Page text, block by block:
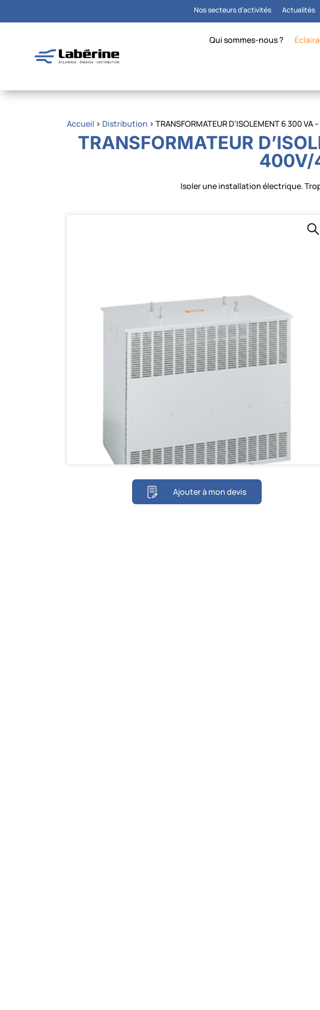
Nos secteurs d’activités Actualités
Qui sommes-nous ?
Accueil > Distribution > TRANSFORMATEUR D’ISOLEMENT 6 300
TRANSFORMATEUR
400V/
Isoler une installation électrique.
Ajouter à mon devis